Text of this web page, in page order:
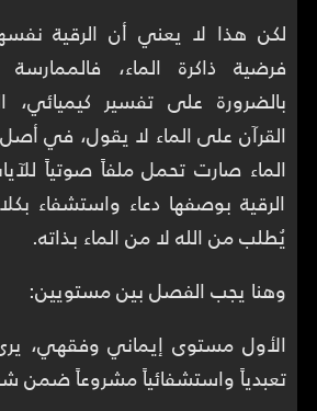
لكن هذا لا يعني أن الرقية
فرضية ذاكرة الماء،
بالضرورة على تفسير كيميائي،
القرآن على الماء لا يقول، في
الماء صارت تحمل ملفاً صوتياً
الرقية بوصفها دعاء واستشفاء
يُطلب من الله لا من الماء بذاته.
وهنا يجب الفصل بين مستويين:
الأول مستوى إيماني وفقهي،
تعبدياً واستشفائياً مشروعاً ضمن